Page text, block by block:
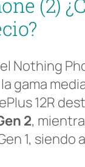
(2)
el Nothing
gama
12R
2,
1,